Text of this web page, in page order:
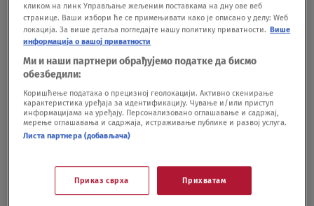
satelitska, IPTV, platforme, veb stranice i
aplikacije, a sve relevantne licence, ovlašenja i
dogovori o distribuciji su suspendovani, naveli su
u Savetu EU.U Briselu su ocenili da su ta dva
medija važni instrumenti u „podsticanju i podršci
ruske agresije” protiv Ukrajine i da predstavljaju
„značajnu i direktnu pretnju javnom redu i
bezbednosti EU”.Vest da će ruska TV stanica
otvoriti predstavništvo u Srbiji prva je objavila
кликом на линк Управљање жељеним поставкама на дну ове веб
странице. Ваши избори ће се примењивати како је описано у делу: Wеб
локација. За више детаља погледајте нашу политику приватности. Више
информација о вашој приватности
Ми и наши партнери обрађујемо податке да бисмо
обезбедили:
Коришћење података о прецизној геолокацији. Активно скенирање
карактеристика уређаја за идентификацију. Чување и/или приступ
информацијама на уређају. Персонализовано оглашавање и садржај,
мерење оглашавања и садржаја, истраживање публике и развој услуга.
Листа партнера (добављача)
Приказ сврха Прихватам